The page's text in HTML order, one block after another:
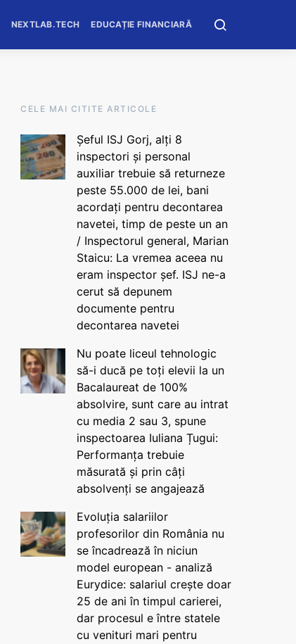
NEXTLAB.TECH EDUCAȚIE FINANCIARĂ
CELE MAI CITITE ARTICOLE
Șeful ISJ Gorj, alți 8
inspectori și personal
auxiliar trebuie să returneze
peste 55.000 de lei, bani
acordați pentru decontarea
navetei, timp de peste un an
/ Inspectorul general, Marian
Staicu: La vremea aceea nu
eram inspector șef. ISJ ne-a
cerut să depunem
documente pentru
decontarea navetei
Nu poate liceul tehnologic
să-i ducă pe toți elevii la un
Bacalaureat de 100%
absolvire, sunt care au intrat
cu media 2 sau 3, spune
inspectoarea Iuliana Țugui:
Performanța trebuie
măsurată și prin câți
absolvenți se angajează
Evoluția salariilor
profesorilor din România nu
se încadrează în niciun
model european - analiză
Eurydice: salariul crește doar
25 de ani în timpul carierei,
dar procesul e între statele
cu venituri mari pentru